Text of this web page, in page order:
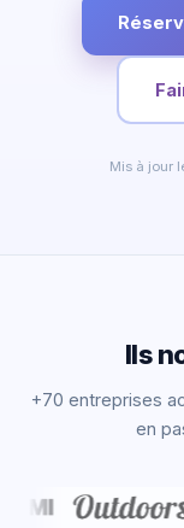
Mis à jour
Ils
+70 entreprises
en